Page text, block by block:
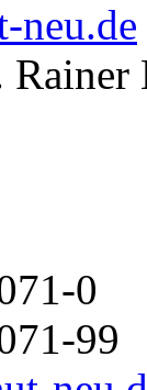
neu.de
0
99